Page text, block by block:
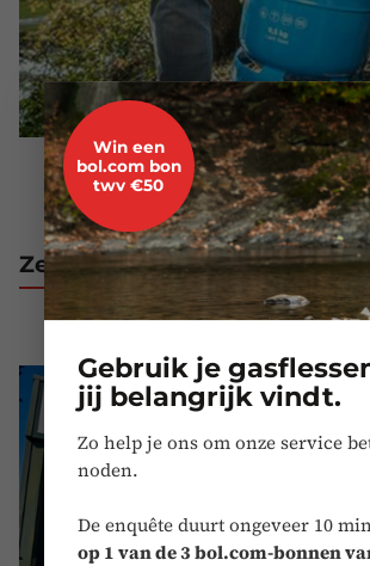
Win een
bol.com bon
twv €50
Gebruik je
jij belangrijk vindt.
Zo help je ons om onze service
noden.
De enquête duurt ongeveer 10
op 1 van de 3 bol.com-bonnen
Zelf gasflessen vullen